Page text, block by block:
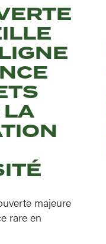
LA
majeure
rare en